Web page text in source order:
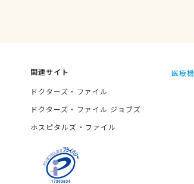
関連サイト
ドクターズ・ファイル
ドクターズ・ファイル ジョブズ
ホスピタルズ・ファイル
医療